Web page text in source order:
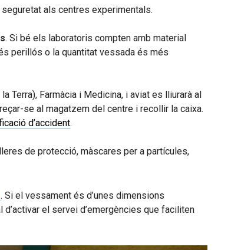
als centres experimentals.
. Si bé els laboratoris compten amb material
perillós o la quantitat vessada és més
Terra), Farmàcia i Medicina, i aviat es lliurarà al
se al magatzem del centre i recollir la caixa.
d’accident.
de protecció, màscares per a partícules,
. Si el vessament és d’unes dimensions
el servei d’emergències que faciliten